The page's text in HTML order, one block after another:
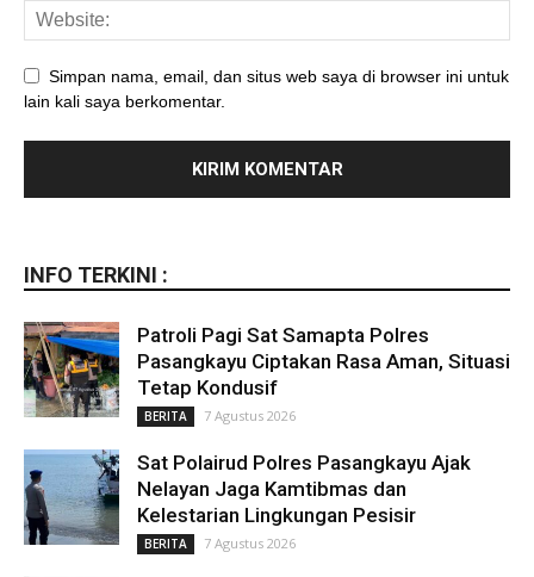
Simpan nama, email, dan situs web saya di browser ini untuk
lain kali saya berkomentar.
INFO TERKINI :
Patroli Pagi Sat Samapta Polres
Pasangkayu Ciptakan Rasa Aman, Situasi
Tetap Kondusif
BERITA 7 Agustus 2026
Sat Polairud Polres Pasangkayu Ajak
Nelayan Jaga Kamtibmas dan
Kelestarian Lingkungan Pesisir
BERITA 7 Agustus 2026